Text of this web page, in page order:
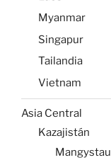
Myanmar
Singapur
Tailandia
Vietnam
Asia Central
Kazajistán
Mangystau